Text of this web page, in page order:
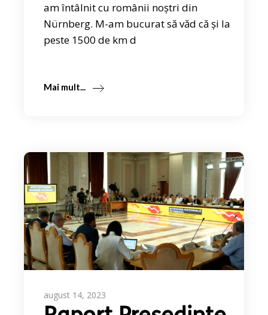
am întâlnit cu românii noștri din
Nürnberg. M-am bucurat să văd că și la
peste 1500 de km d
Mai mult...
august 14, 2023